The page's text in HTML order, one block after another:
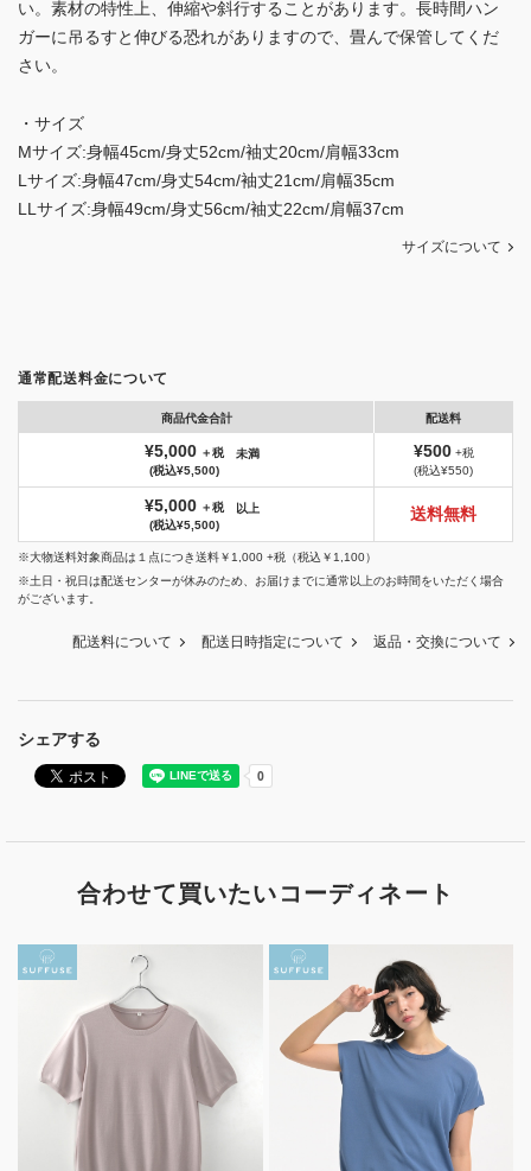
シェアする
い。素材の特性上、伸縮や斜行することがあります。長時間ハン
ガーに吊るすと伸びる恐れがありますので、畳んで保管してくだ
さい。
・サイズ
Mサイズ:身幅45cm/身丈52cm/袖丈20cm/肩幅33cm
Lサイズ:身幅47cm/身丈54cm/袖丈21cm/肩幅35cm
LLサイズ:身幅49cm/身丈56cm/袖丈22cm/肩幅37cm
サイズについて
通常配送料金について
商品代金合計 配送料
¥5,000 ＋税
(税込¥5,500)
未満 ¥500+税
(税込¥550)
¥5,000 ＋税
(税込¥5,500)
以上 送料無料
※大物送料対象商品は１点につき送料￥1,000 +税（税込￥1,100）
※土日・祝日は配送センターが休みのため、お届けまでに通常以上のお時間をいただく場合
がございます。
配送料について 配送日時指定について 返品・交換について
合わせて買いたいコーディネート